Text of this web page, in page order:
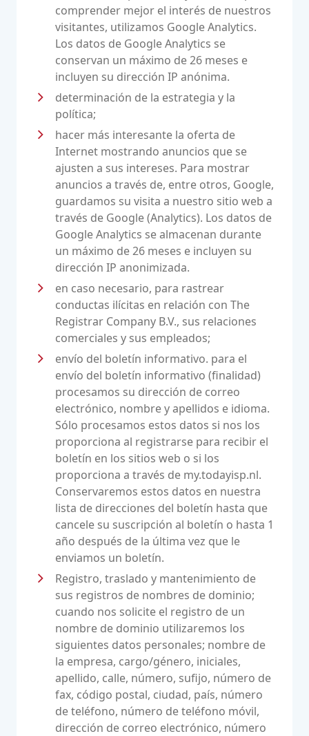
comprender mejor el interés de nuestros
visitantes, utilizamos Google Analytics.
Los datos de Google Analytics se
conservan un máximo de 26 meses e
incluyen su dirección IP anónima.
determinación de la estrategia y la
política;
hacer más interesante la oferta de
Internet mostrando anuncios que se
ajusten a sus intereses. Para mostrar
anuncios a través de, entre otros, Google,
guardamos su visita a nuestro sitio web a
través de Google (Analytics). Los datos de
Google Analytics se almacenan durante
un máximo de 26 meses e incluyen su
dirección IP anonimizada.
en caso necesario, para rastrear
conductas ilícitas en relación con The
Registrar Company B.V., sus relaciones
comerciales y sus empleados;
envío del boletín informativo. para el
envío del boletín informativo (finalidad)
procesamos su dirección de correo
electrónico, nombre y apellidos e idioma.
Sólo procesamos estos datos si nos los
proporciona al registrarse para recibir el
boletín en los sitios web o si los
proporciona a través de my.todayisp.nl.
Conservaremos estos datos en nuestra
lista de direcciones del boletín hasta que
cancele su suscripción al boletín o hasta 1
año después de la última vez que le
enviamos un boletín.
Registro, traslado y mantenimiento de
sus registros de nombres de dominio;
cuando nos solicite el registro de un
nombre de dominio utilizaremos los
siguientes datos personales; nombre de
la empresa, cargo/género, iniciales,
apellido, calle, número, sufijo, número de
fax, código postal, ciudad, país, número
de teléfono, número de teléfono móvil,
dirección de correo electrónico, número